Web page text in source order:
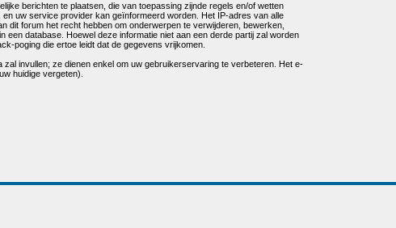
berichten te plaatsen, die van toepassing zijnde regels en/of wetten
uw service provider kan geïnformeerd worden. Het IP-adres van alle
forum het recht hebben om onderwerpen te verwijderen, bewerken,
database. Hoewel deze informatie niet aan een derde partij zal worden
poging die ertoe leidt dat de gegevens vrijkomen.
invullen; ze dienen enkel om uw gebruikerservaring te verbeteren. Het e-
huidige vergeten).